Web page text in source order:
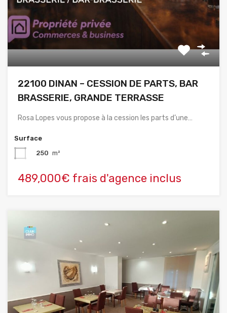
22100 DINAN – CESSION DE PARTS, BAR
BRASSERIE, GRANDE TERRASSE
Rosa Lopes vous propose à la cession les parts d’une…
Surface
250 m²
489,000€ frais d'agence inclus